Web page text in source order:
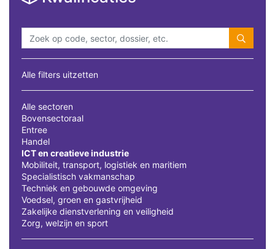
Alle filters uitzetten
Alle sectoren
Bovensectoraal
Entree
Handel
ICT en creatieve industrie
Mobiliteit, transport, logistiek en maritiem
Specialistisch vakmanschap
Techniek en gebouwde omgeving
Voedsel, groen en gastvrijheid
Zakelijke dienstverlening en veiligheid
Zorg, welzijn en sport